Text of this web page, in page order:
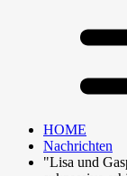
HOME
Nachrichten
"Lisa und